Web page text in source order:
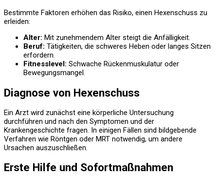
Bestimmte Faktoren erhöhen das Risiko, einen Hexenschuss zu
erleiden:
Alter: Mit zunehmendem Alter steigt die Anfälligkeit.
Beruf: Tätigkeiten, die schweres Heben oder langes Sitzen
erfordern.
Fitnesslevel: Schwache Rückenmuskulatur oder
Bewegungsmangel.
Diagnose von Hexenschuss
Ein Arzt wird zunächst eine körperliche Untersuchung
durchführen und nach den Symptomen und der
Krankengeschichte fragen. In einigen Fällen sind bildgebende
Verfahren wie Röntgen oder MRT notwendig, um andere
Ursachen auszuschließen.
Erste Hilfe und Sofortmaßnahmen